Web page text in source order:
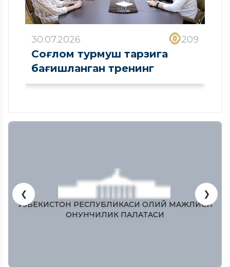
30.07.2026 209
Соғлом турмуш тарзига
бағишланган тренинг
ЎЗБЕКИСТОН РЕСПУБЛИКAСИ ОЛИЙ МAЖЛИСИ
ҚОНУНЧИЛИК ПAЛAТAСИ
❮ ❯